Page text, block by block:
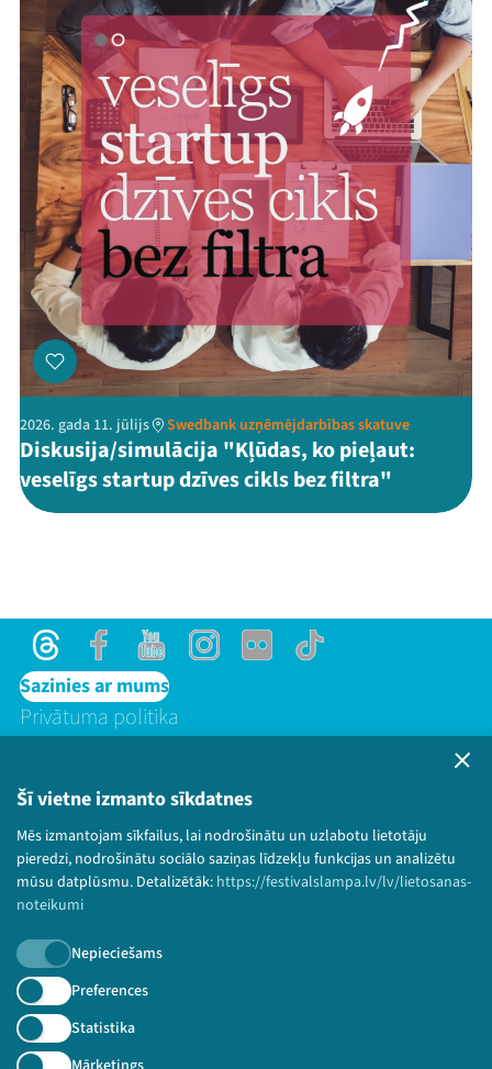
Šī vietne izmanto sīkdatnes
Mēs izmantojam sīkfailus, lai nodrošinātu un uzlabotu lietotāju
pieredzi, nodrošinātu sociālo saziņas līdzekļu funkcijas un analizētu
mūsu datplūsmu. Detalizētāk: https://festivalslampa.lv/lv/lietosanas-
noteikumi
Nepieciešams
Preferences
Statistika
2026. gada 11. jūlijs Swedbank uzņēmējdarbības skatuve
Diskusija/simulācija "Kļūdas, ko pieļaut:
veselīgs startup dzīves cikls bez filtra"
ThreadsFacebookYoutubeInstagram
Flick TikTok
Sazinies ar mums
Privātuma politika
© 2026 Sarunu festivāls LAMPA Visas tiesības
paturētas.
Piesakies jaunumiem!
Nepalaid garām aktuālāko informāciju!